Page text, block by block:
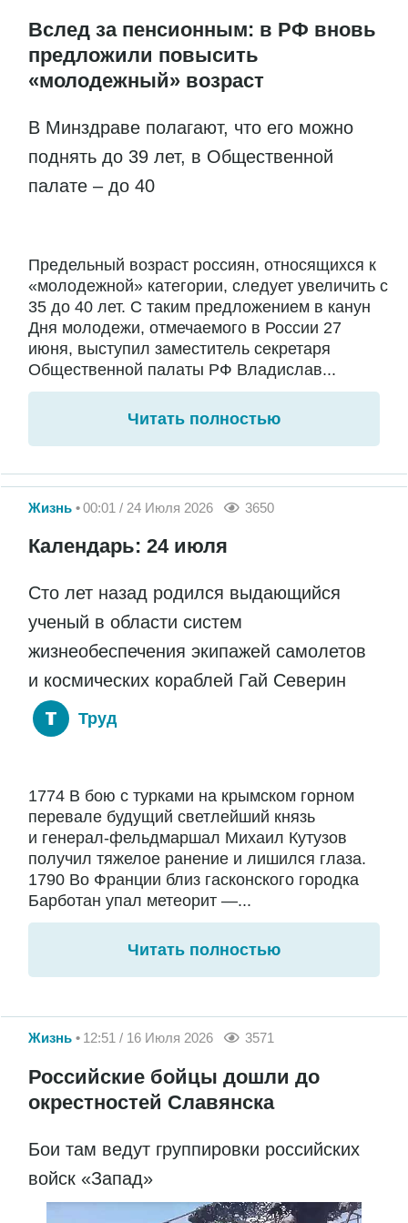
Вслед за пенсионным: в РФ вновь
предложили повысить
«молодежный» возраст
В Минздраве полагают, что его можно
поднять до 39 лет, в Общественной
палате – до 40
Предельный возраст россиян, относящихся к
«молодежной» категории, следует увеличить с
35 до 40 лет. С таким предложением в канун
Дня молодежи, отмечаемого в России 27
июня, выступил заместитель секретаря
Общественной палаты РФ Владислав...
Читать полностью
Жизнь 00:01 / 24 Июля 2026 3650
Календарь: 24 июля
Сто лет назад родился выдающийся
ученый в области систем
жизнеобеспечения экипажей самолетов
и космических кораблей Гай Северин
Труд
1774 В бою с турками на крымском горном
перевале будущий светлейший князь
и генерал-фельдмаршал Михаил Кутузов
получил тяжелое ранение и лишился глаза.
1790 Во Франции близ гасконского городка
Барботан упал метеорит —...
Читать полностью
Жизнь 12:51 / 16 Июля 2026 3571
Российские бойцы дошли до
окрестностей Славянска
Бои там ведут группировки российских
войск «Запад»